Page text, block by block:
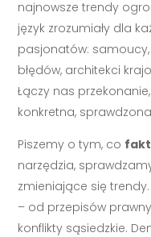
najnowsze trendy
język zrozumiały dla
pasjonatów:
błędów, architekci
Łączy nas
konkretna,
Piszemy o tym, co
narzędzia,
zmieniające się
– od przepisów
konflikty sąsiedzkie.